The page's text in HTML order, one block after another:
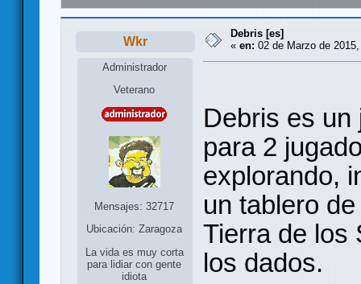
Wkr
Administrador
Veterano
Mensajes: 32717
Ubicación: Zaragoza
La vida es muy corta
para lidiar con gente
idiota
Debris [es]
« en: 02 de Marzo de
Debris es un
para 2
explorando,
un tablero
Tierra de los
los dados.